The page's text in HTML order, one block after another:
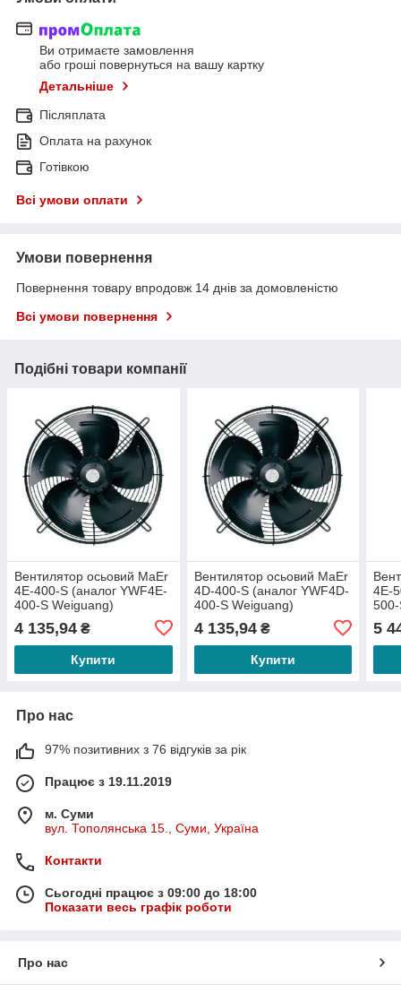
Ви отримаєте замовлення
або гроші повернуться на вашу картку
Детальніше
Післяплата
Оплата на рахунок
Готівкою
Всі умови оплати
Умови повернення
Повернення товару впродовж 14 днів за домовленістю
Всі умови повернення
Подібні товари компанії
Вентилятор осьовий MaEr
4E-400-S (аналог YWF4E-
400-S Weiguang)
4 135,94 ₴
Купити
Вентилятор осьовий MaEr
4D-400-S (аналог YWF4D-
400-S Weiguang)
4 135,94₴
Купити
4E-
5
Про нас
97% позитивних з 76 відгуків за рік
Працює з 19.11.2019
м. Суми
вул. Тополянська 15., Суми, Україна
Контакти
Сьогодні працює з 09:00 до 18:00
Показати весь графік роботи
Про нас